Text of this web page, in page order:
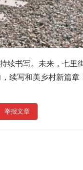
续书写。未来，七里
续写和美乡村新篇章
举报文章